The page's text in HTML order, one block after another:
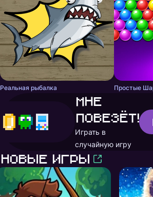
Реальная рыбалка Простые
Мне
повезёт!
Играть в
случайную игру
Новые игры